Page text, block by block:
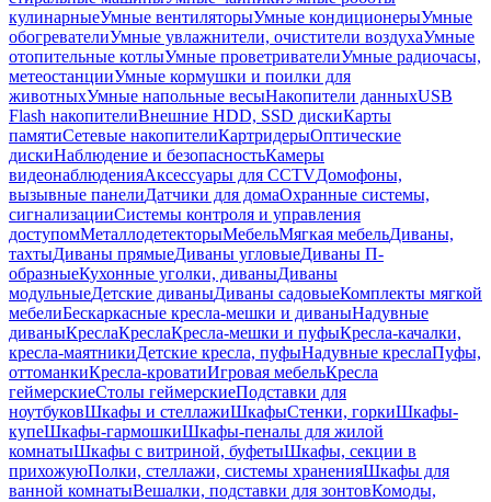
кулинарныеУмные вентиляторыУмные кондиционерыУмные
обогревателиУмные увлажнители, очистители воздухаУмные
отопительные котлыУмные проветривателиУмные радиочасы,
метеостанцииУмные кормушки и поилки для
животныхУмные напольные весыНакопители данныхUSB
Flash накопителиВнешние HDD, SSD дискиКарты
памятиСетевые накопителиКартридерыОптические
дискиНаблюдение и безопасностьКамеры
видеонаблюденияАксессуары для CCTVДомофоны,
вызывные панелиДатчики для домаОхранные системы,
сигнализацииСистемы контроля и управления
доступомМеталлодетекторыМебельМягкая мебельДиваны,
тахтыДиваны прямыеДиваны угловыеДиваны П-
образныеКухонные уголки, диваныДиваны
модульныеДетские диваныДиваны садовыеКомплекты мягкой
мебелиБескаркасные кресла-мешки и диваныНадувные
диваныКреслаКреслаКресла-мешки и пуфыКресла-качалки,
кресла-маятникиДетские кресла, пуфыНадувные креслаПуфы,
оттоманкиКресла-кроватиИгровая мебельКресла
геймерскиеСтолы геймерскиеПодставки для
ноутбуковШкафы и стеллажиШкафыСтенки, горкиШкафы-
купеШкафы-гармошкиШкафы-пеналы для жилой
комнатыШкафы с витриной, буфетыШкафы, секции в
прихожуюПолки, стеллажи, системы храненияШкафы для
ванной комнатыВешалки, подставки для зонтовКомоды,